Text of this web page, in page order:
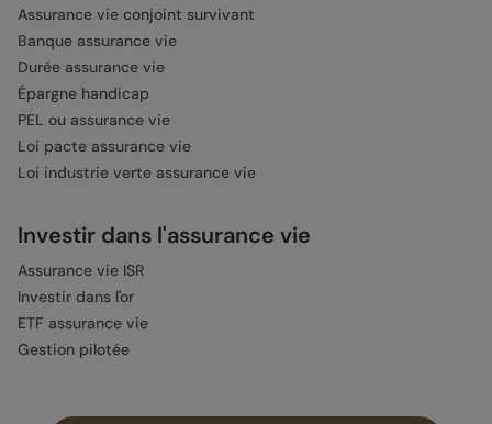
Assurance vie conjoint survivant
Banque assurance vie
Durée assurance vie
Épargne handicap
PEL ou assurance vie
Loi pacte assurance vie
Loi industrie verte assurance vie
Investir dans l'assurance vie
Assurance vie ISR
Investir dans l'or
ETF assurance vie
Gestion pilotée
Retraite